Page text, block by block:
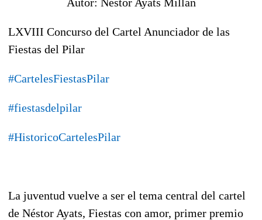
LXVIII Concurso del Cartel Anunciador de las
Fiestas del Pilar
#CartelesFiestasPilar
#fiestasdelpilar
#HistoricoCartelesPilar
La juventud vuelve a ser el tema central del cartel
de Néstor Ayats, Fiestas con amor, primer premio